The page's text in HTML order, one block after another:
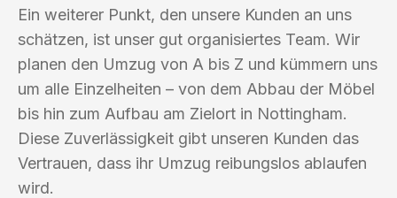
Ein weiterer Punkt, den unsere Kunden an uns
schätzen, ist unser gut organisiertes Team. Wir
planen den Umzug von A bis Z und kümmern uns
um alle Einzelheiten – von dem Abbau der Möbel
bis hin zum Aufbau am Zielort in Nottingham.
Diese Zuverlässigkeit gibt unseren Kunden das
Vertrauen, dass ihr Umzug reibungslos ablaufen
wird.